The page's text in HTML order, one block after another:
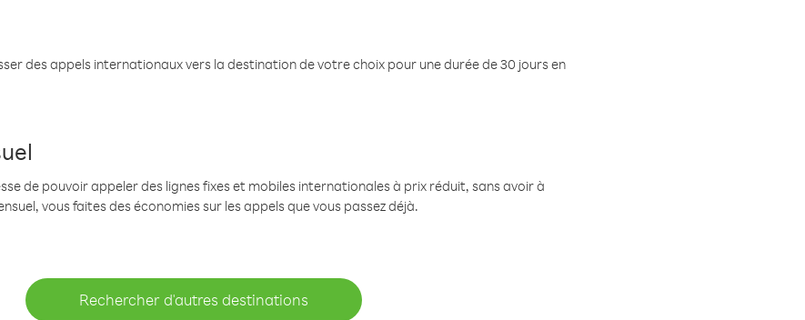
des appels internationaux vers la destination de votre choix pour une durée de 30 jours en
de pouvoir appeler des lignes fixes et mobiles internationales à prix réduit, sans avoir à
vous faites des économies sur les appels que vous passez déjà.
Rechercher d'autres destinations